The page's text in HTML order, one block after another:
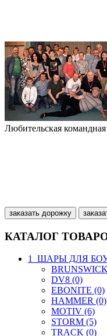
Любительская
заказать дорожку
КАТАЛОГ
1_ШАРЫ ДЛЯ
DV8 (0)
EBONITE (0)
HAMMER (0)
MOTIV (6)
STORM (5)
TRACK (0)